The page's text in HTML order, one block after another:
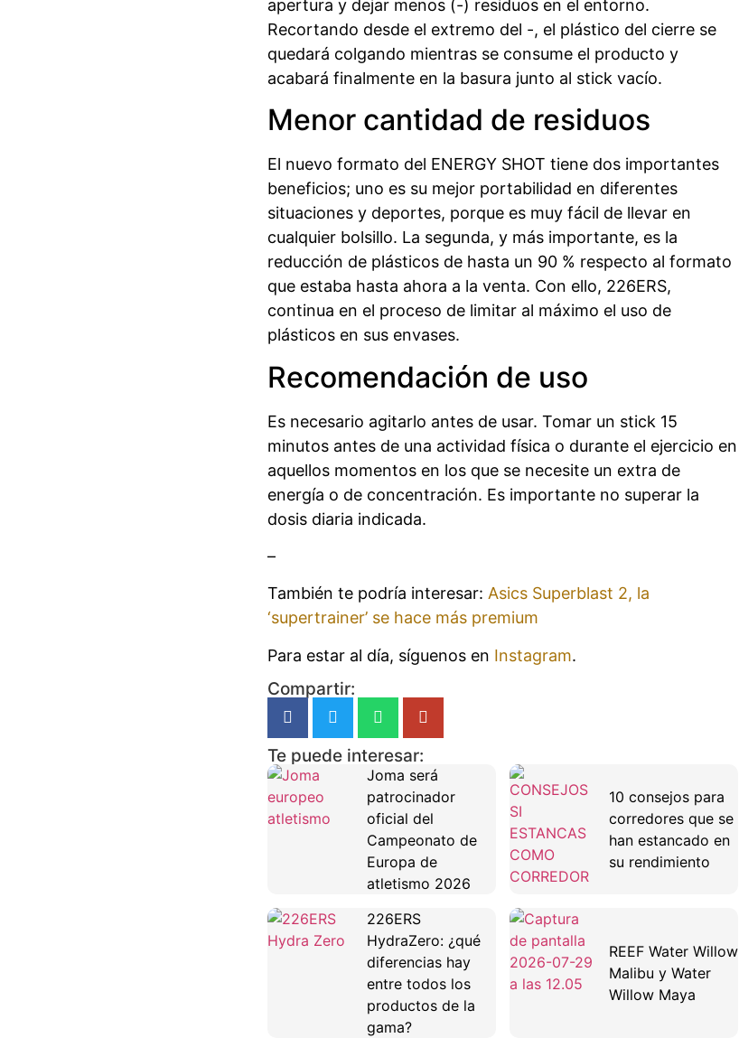
apertura y dejar menos (-) residuos en el entorno.
Recortando desde el extremo del -, el plástico del cierre se
quedará colgando mientras se consume el producto y
acabará finalmente en la basura junto al stick vacío.
Menor cantidad de residuos
El nuevo formato del ENERGY SHOT tiene dos importantes
beneficios; uno es su mejor portabilidad en diferentes
situaciones y deportes, porque es muy fácil de llevar en
cualquier bolsillo. La segunda, y más importante, es la
reducción de plásticos de hasta un 90 % respecto al formato
que estaba hasta ahora a la venta. Con ello, 226ERS,
continua en el proceso de limitar al máximo el uso de
plásticos en sus envases.
Recomendación de uso
Es necesario agitarlo antes de usar. Tomar un stick 15
minutos antes de una actividad física o durante el ejercicio en
aquellos momentos en los que se necesite un extra de
energía o de concentración. Es importante no superar la
dosis diaria indicada.
–
También te podría interesar: Asics Superblast 2, la
‘supertrainer’ se hace más premium
Para estar al día, síguenos en Instagram.
Compartir:
Te puede interesar:
Joma será
patrocinador
oficial del
Campeonato de
Europa de
atletismo 2026
10 consejos para
corredores que se
han estancado en
su rendimiento
226ERS
HydraZero: ¿qué
diferencias hay
entre todos los
productos de la
gama?
REEF Water Willow
Malibu y Water
Willow Maya